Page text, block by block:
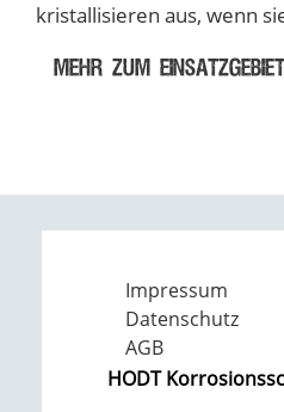
kristallisieren aus, wenn
MEHR ZUM
Impressum
Datenschutz
AGB
HODT